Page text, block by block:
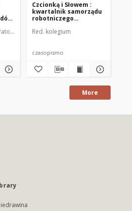
Oprac.
Czcionką i Słowem :
kwartalnik samorządu
robotniczego
Graficznych im.
nr 16
Red. kolegium
czasopismo
More